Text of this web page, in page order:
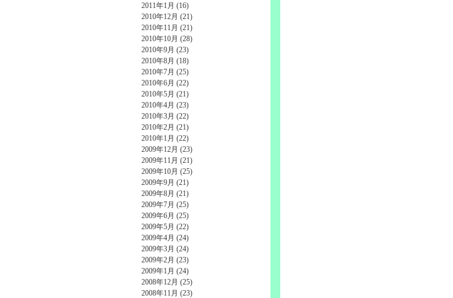
2011年1月 (16)
2010年12月 (21)
2010年11月 (21)
2010年10月 (28)
2010年9月 (23)
2010年8月 (18)
2010年7月 (25)
2010年6月 (22)
2010年5月 (21)
2010年4月 (23)
2010年3月 (22)
2010年2月 (21)
2010年1月 (22)
2009年12月 (23)
2009年11月 (21)
2009年10月 (25)
2009年9月 (21)
2009年8月 (21)
2009年7月 (25)
2009年6月 (25)
2009年5月 (22)
2009年4月 (24)
2009年3月 (24)
2009年2月 (23)
2009年1月 (24)
2008年12月 (25)
2008年11月 (23)